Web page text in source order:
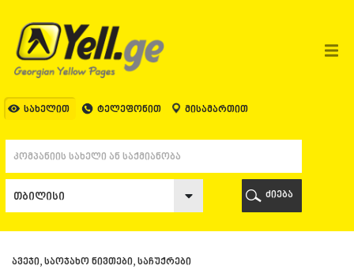
სახელით ტელეფონით მისამართით
ᲗᲑᲘᲚᲘᲡᲘ
ᲗᲑᲘᲚᲘᲡᲘ
ᲐᲤᲮᲐᲖᲔᲗᲘ
ᲒᲐᲚᲘ
ᲑᲐᲗᲣᲛᲘ
ᲥᲝᲑᲣᲚᲔᲗᲘ
ᲨᲣᲐᲮᲔᲕᲘ
ᲩᲐᲥᲕᲘ
ᲩᲝᲮᲐᲢᲐᲣᲠᲘ
ძიება
ავეჯი, საოჯახო ნივთები, საჩუქრები